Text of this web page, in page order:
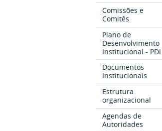
Comissões e
Comitês
Plano de
Desenvolvimento
Institucional - PDI
Documentos
Institucionais
Estrutura
organizacional
Agendas de
Autoridades